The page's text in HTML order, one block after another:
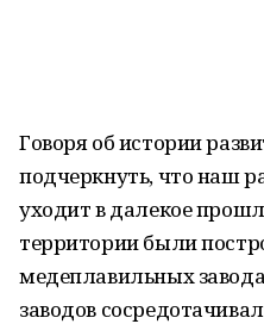
Говоря об истории
подчеркнуть, что наш
уходит в далекое
территории были
медеплавильных
заводов